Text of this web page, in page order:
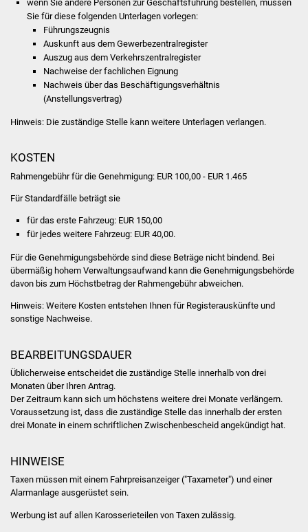
Erlebnisregion
Schwäbischer Albtrauf
Industriekultur
Sommerwochen für
Ältere
Seniorenwohn- und
Kinder und Jugendliche
Migration und Integration
Freundeskreis Asyl
wenn Sie andere Personen zur Geschäftsführung bestellen, müssen
Sie für diese folgenden Unterlagen vorlegen:
Führungszeugnis
Auskunft aus dem Gewerbezentralregister
Auszug aus dem Verkehrszentralregister
Nachweise der fachlichen Eignung
Nachweis über das Beschäftigungsverhältnis
(Anstellungsvertrag)
Hinweis: Die zuständige Stelle kann weitere Unterlagen verlangen.
KOSTEN
Rahmengebühr für die Genehmigung: EUR 100,00 - EUR 1.465
Für Standardfälle beträgt sie
für das erste Fahrzeug: EUR 150,00
für jedes weitere Fahrzeug: EUR 40,00.
Für die Genehmigungsbehörde sind diese Beträge nicht bindend. Bei
übermäßig hohem Verwaltungsaufwand kann die Genehmigungsbehörde
davon bis zum Höchstbetrag der Rahmengebühr abweichen.
Hinweis: Weitere Kosten entstehen Ihnen für Registerauskünfte und
sonstige Nachweise.
BEARBEITUNGSDAUER
Üblicherweise entscheidet die zuständige Stelle innerhalb von drei
Monaten über Ihren Antrag.
Der Zeitraum kann sich um höchstens weitere drei Monate verlängern.
Voraussetzung ist, dass die zuständige Stelle das innerhalb der ersten
drei Monate in einem schriftlichen Zwischenbescheid angekündigt hat.
HINWEISE
Taxen müssen mit einem Fahrpreisanzeiger ("Taxameter") und einer
Alarmanlage ausgerüstet sein.
Werbung ist auf allen Karosserieteilen von Taxen zulässig.